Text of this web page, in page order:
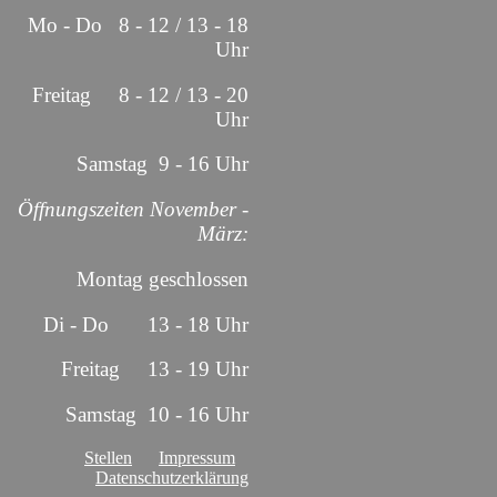
Mo - Do 8 - 12 / 13 - 18
Uhr
Freitag 8 - 12 / 13 - 20
Uhr
Samstag 9 - 16 Uhr
Öffnungszeiten November -
März:
Montag geschlossen
Di - Do 13 - 18 Uhr
Freitag 13 - 19 Uhr
Samstag 10 - 16 Uhr
Stellen
Impressum
Datenschutzerklärung